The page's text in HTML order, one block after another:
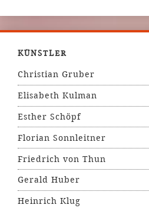
KÜNSTLER
Christian Gruber
Elisabeth Kulman
Esther Schöpf
Florian Sonnleitner
Friedrich von Thun
Gerald Huber
Heinrich Klug